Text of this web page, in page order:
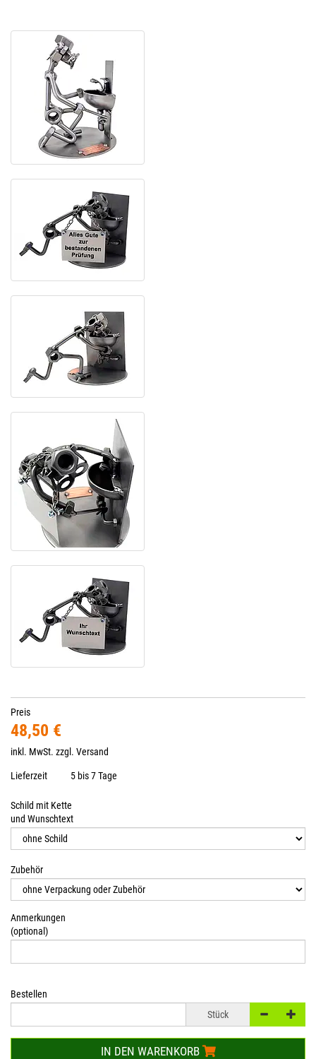
Preis
48,50 €
inkl. MwSt. zzgl. Versand
Lieferzeit 5 bis 7 Tage
Schild mit Kette
und Wunschtext
Zubehör
Anmerkungen
(optional)
Bestellen
Stück
IN DEN WARENKORB